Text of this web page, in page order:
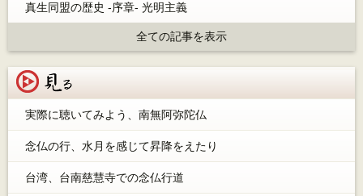
真生同盟の歴史 -序章- 光明主義
全ての記事を表示
実際に聴いてみよう、南無阿弥陀仏
念仏の行、水月を感じて昇降をえたり
台湾、台南慈慧寺での念仏行道